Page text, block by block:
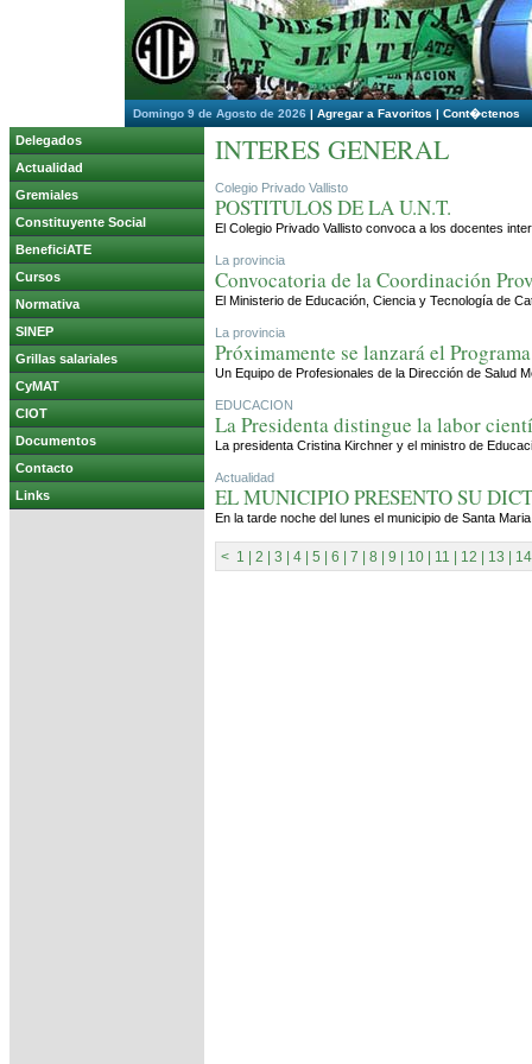
Domingo 9 de Agosto de 2026 | Agregar a Favoritos | Cont�ctenos
Delegados
Actualidad
Gremiales
Constituyente Social
BeneficiATE
Cursos
Normativa
SINEP
Grillas salariales
CyMAT
CIOT
Documentos
Contacto
Links
INTERES GENERAL
Colegio Privado Vallisto
POSTITULOS DE LA U.N.T.
El Colegio Privado Vallisto convoca a los docentes
La provincia
Convocatoria de la Coordinación
El Ministerio de Educación, Ciencia y Tecnología de
La provincia
Próximamente se lanzará el
Un Equipo de Profesionales de la Dirección de Salud
EDUCACION
La Presidenta distingue la labor
La presidenta Cristina Kirchner y el ministro de
Actualidad
EL MUNICIPIO PRESENTO SU
En la tarde noche del lunes el municipio de Santa
< 1 2 3 4 5 6 7 8 9 10 11 12 13 14